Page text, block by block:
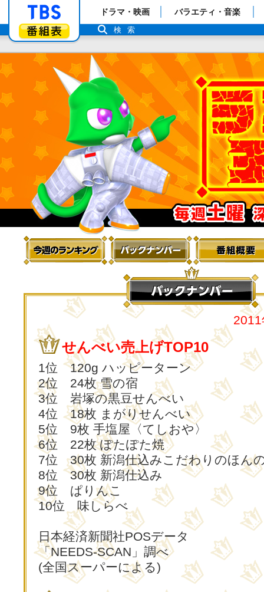
「TBSテレビ」トップページ
番組表
ドラマ・映画 バラエティ・音楽
検索
せんべい売上げTOP10
1位 120g ハッピーターン
2位 24枚 雪の宿
3位 岩塚の黒豆せんべい
4位 18枚 まがりせんべい
5位 9枚 手塩屋〈てしおや〉
6位 22枚 ぽたぽた焼
7位 30枚 新潟仕込みこだわりのほん
8位 30枚 新潟仕込み
9位 ぱりんこ
10位 味しらべ
日本経済新聞社POSデータ
「NEEDS-SCAN」調べ
(全国スーパーによる)